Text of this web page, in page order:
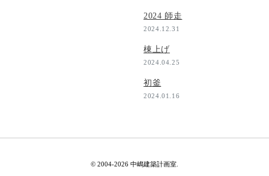
2024 師走
2024.12.31
棟上げ
2024.04.25
初釜
2024.01.16
© 2004-2026 中嶋建築計画室.